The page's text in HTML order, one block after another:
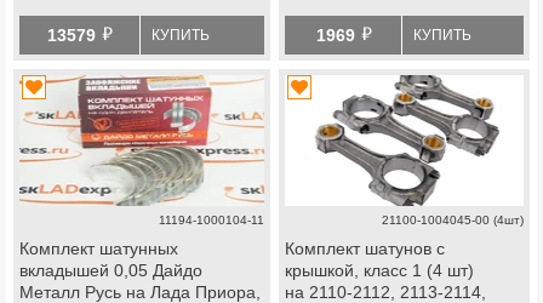
13579 й КУПИТЬ
1969 й КУПИТЬ
11194-1000104-11
Комплект шатунных
вкладышей 0,05 Дайдо
Металл Русь на Лада Приора,
21100-1004045-00 (4шт)
Комплект шатунов с
крышкой, класс 1 (4 шт)
на 2110-2112, 2113-2114,